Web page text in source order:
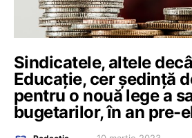
Sindicatele, altele
Educație, cer ședință
pentru o nouă lege a
bugetarilor, în an pre-